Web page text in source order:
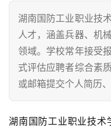
湖南国防工业职业技
人才，涵盖兵器、机
领域。学校常年接受
式评估应聘者综合素
或邮箱提交个人简历
湖南国防工业职业技术